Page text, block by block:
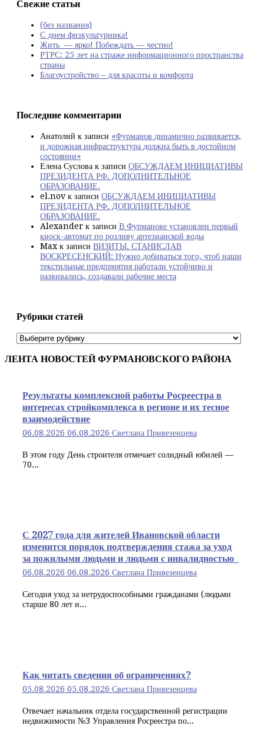
Свежие статьи
(без названия)
С днем физкультурника!
Жить — ярко! Побеждать — честно!
РТРС: 25 лет на страже информационного пространства
страны
Благоустройство – для красоты и комфорта
Последние комментарии
Анатолий к записи «Фурманов динамично развивается,
и дорожная инфраструктура должна быть в достойном
состоянии»
Елена Суслова к записи ОБСУЖДАЕМ ИНИЦИАТИВЫ
ПРЕЗИДЕНТА РФ. ДОПОЛНИТЕЛЬНОЕ
ОБРАЗОВАНИЕ.
el.nov к записи ОБСУЖДАЕМ ИНИЦИАТИВЫ
ПРЕЗИДЕНТА РФ. ДОПОЛНИТЕЛЬНОЕ
ОБРАЗОВАНИЕ.
Alexander к записи В Фурманове установлен первый
киоск-автомат по розливу артезианской воды
Max к записи ВИЗИТЫ. СТАНИСЛАВ
ВОСКРЕСЕНСКИЙ: Нужно добиваться того, чтоб наши
текстильные предприятия работали устойчиво и
развивались, создавали рабочие места
Рубрики статей
Рубрики
статей
ЛЕНТА НОВОСТЕЙ ФУРМАНОВСКОГО РАЙОНА
Результаты комплексной работы Росреестра в
интересах стройкомплекса в регионе и их тесное
взаимодействие
06.08.2026 06.08.2026 Светлана Привезенцева
В этом году День строителя отмечает солидный юбилей —
70...
С 2027 года для жителей Ивановской области
изменится порядок подтверждения стажа за уход
за пожилыми людьми и людьми с инвалидностью
06.08.2026 06.08.2026 Светлана Привезенцева
Сегодня уход за нетрудоспособными гражданами (людьми
старше 80 лет и...
Как читать сведения об ограничениях?
05.08.2026 05.08.2026 Светлана Привезенцева
Отвечает начальник отдела государственной регистрации
недвижимости №3 Управления Росреестра по...